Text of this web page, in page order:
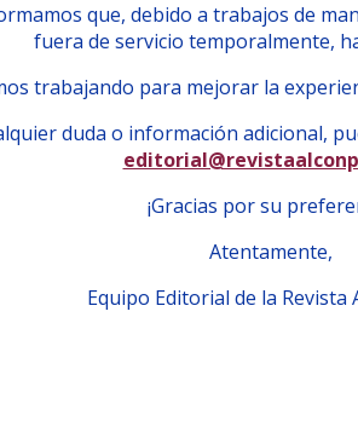
que, debido a trabajos de
fuera de servicio temporalmente,
trabajando para mejorar la
duda o información adicional,
¡Gracias por su
Atentamente,
Equipo Editorial de la Revista